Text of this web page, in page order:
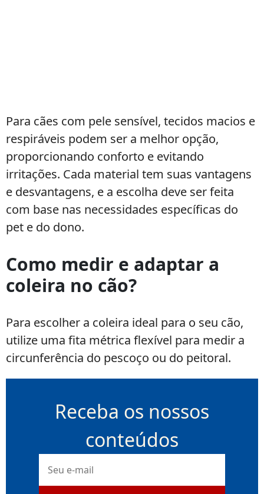
Para cães com pele sensível, tecidos macios e
respiráveis podem ser a melhor opção,
proporcionando conforto e evitando
irritações. Cada material tem suas vantagens
e desvantagens, e a escolha deve ser feita
com base nas necessidades específicas do
pet e do dono.
Como medir e adaptar a
coleira no cão?
Para escolher a coleira ideal para o seu cão,
utilize uma fita métrica flexível para medir a
circunferência do pescoço ou do peitoral.
Receba os nossos
conteúdos
mail